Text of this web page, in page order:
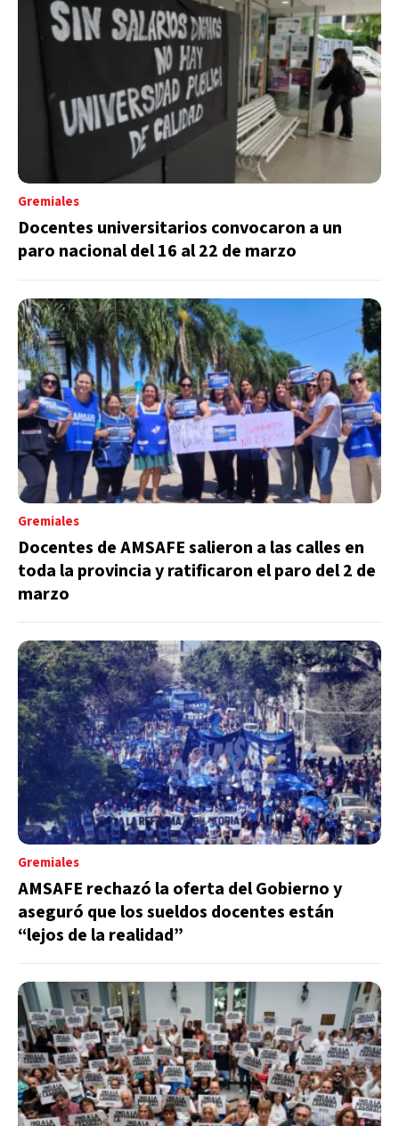
Gremiales
Docentes universitarios convocaron a un
paro nacional del 16 al 22 de marzo
Gremiales
Docentes de AMSAFE salieron a las calles en
toda la provincia y ratificaron el paro del 2 de
marzo
Gremiales
AMSAFE rechazó la oferta del Gobierno y
aseguró que los sueldos docentes están
“lejos de la realidad”